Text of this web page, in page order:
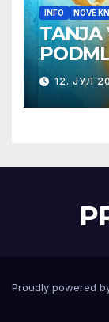
INFO NOVE
TANJA
TELA
12. ЈУЛ
Proudly powered